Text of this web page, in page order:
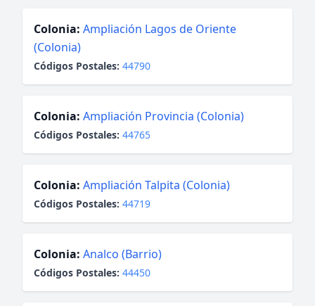
Colonia: Ampliación Lagos de Oriente
(Colonia)
Códigos Postales: 44790
Colonia: Ampliación Provincia (Colonia)
Códigos Postales: 44765
Colonia: Ampliación Talpita (Colonia)
Códigos Postales: 44719
Colonia: Analco (Barrio)
Códigos Postales: 44450